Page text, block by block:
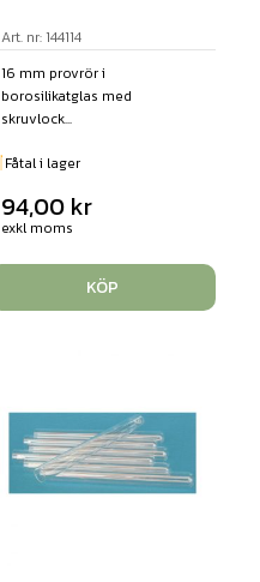
Art. nr: 144114
16 mm provrör i
borosilikatglas med
skruvlock...
Fåtal i lager
94,00 kr
exkl moms
KÖP